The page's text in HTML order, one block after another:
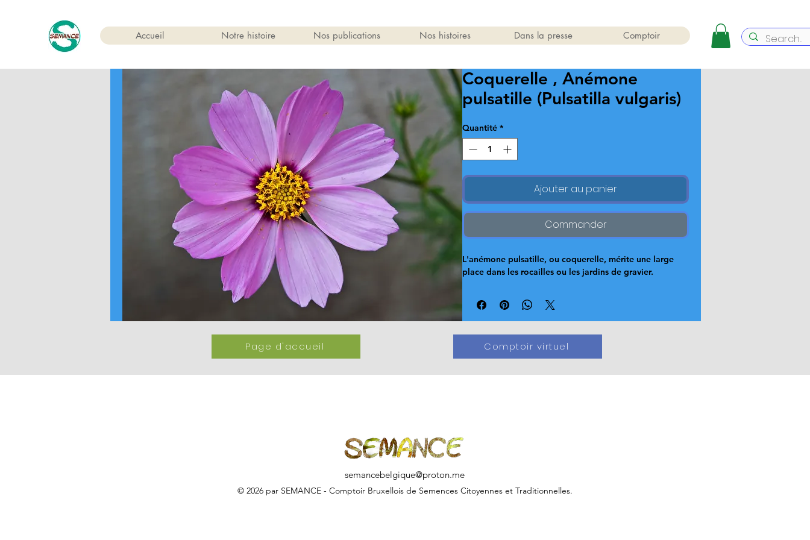
Accueil Notre histoire Nos publications Nos histoires Dans la presse Comptoir
Coquerelle , Anémone
pulsatille (Pulsatilla vulgaris)
Quantité *
Ajouter au panier
Commander
L'anémone pulsatille, ou coquerelle, mérite une large
place dans les rocailles ou les jardins de gravier.
Page d'accueil Comptoir virtuel
semancebelgique@proton.me
© 2026 par SEMANCE - Comptoir Bruxellois de Semences Citoyennes et Traditionnelles.